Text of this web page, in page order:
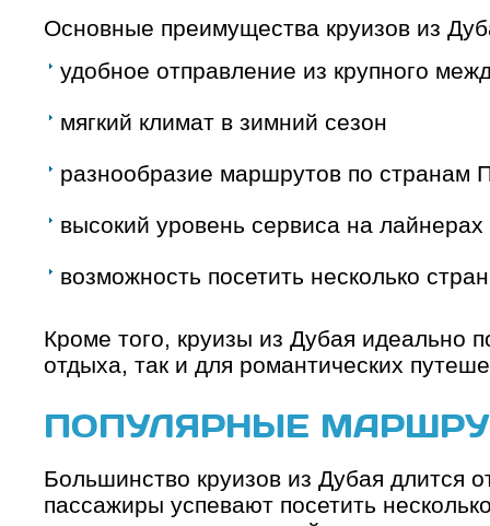
Основные преимущества круизов из
удобное отправление из крупного
мягкий климат в зимний сезон
разнообразие маршрутов по странам
высокий уровень сервиса на лайнерах
возможность посетить несколько
Кроме того, круизы из Дубая идеально
отдыха, так и для романтических
ПОПУЛЯРНЫЕ
Большинство круизов из Дубая длится
пассажиры успевают посетить